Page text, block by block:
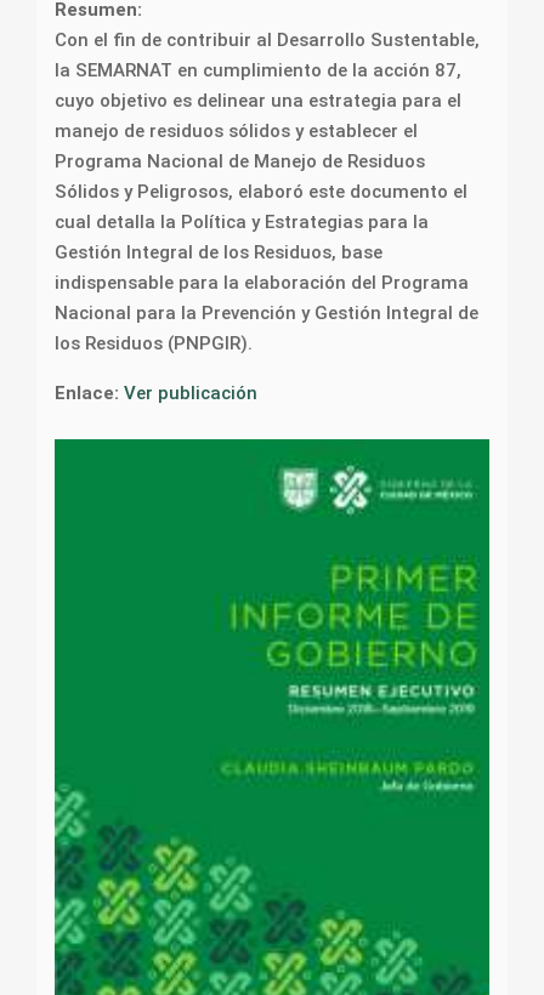
Resumen:
Con el fin de contribuir al Desarrollo Sustentable,
la SEMARNAT en cumplimiento de la acción 87,
cuyo objetivo es delinear una estrategia para el
manejo de residuos sólidos y establecer el
Programa Nacional de Manejo de Residuos
Sólidos y Peligrosos, elaboró este documento el
cual detalla la Política y Estrategias para la
Gestión Integral de los Residuos, base
indispensable para la elaboración del Programa
Nacional para la Prevención y Gestión Integral de
los Residuos (PNPGIR).
Enlace: Ver publicación